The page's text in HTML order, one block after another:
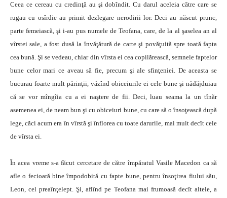
Ceea ce cereau cu credinţă au şi dobîndit. Cu darul aceleia către care se
rugau cu osîrdie au primit dezlegare nerodirii lor. Deci au născut prunc,
parte femeiască, şi i-au pus numele de Teofana, care, de la al şaselea an al
vîrstei sale, a fost dusă la învăţătură de carte şi povăţuită spre toată fapta
cea bună. Şi se vedeau, chiar din vîrsta ei cea copilărească, semnele faptelor
bune celor mari ce aveau să fie, precum şi ale sfinţeniei. De aceasta se
bucurau foarte mult părinţii, văzînd obiceiurile ei cele bune şi nădăjduiau
că se vor mîngîia cu a ei naştere de fii. Deci, luau seama la un tînăr
asemenea ei, de neam bun şi cu obiceiuri bune, cu care să o însoţească după
lege, căci acum era în vîrstă şi înflorea cu toate darurile, mai mult decît cele
de vîrsta ei.
În acea vreme s-a făcut cercetare de către împăratul Vasile Macedon ca să
afle o fecioară bine împodobită cu fapte bune, pentru însoţirea fiului său,
Leon, cel preaînţelept. Şi, aflînd pe Teofana mai frumoasă decît altele, a